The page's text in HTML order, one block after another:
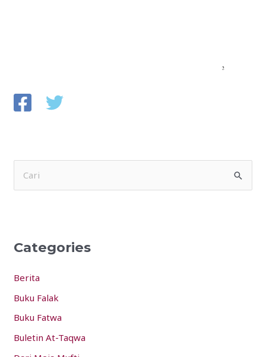
c
f
o
r
:
Categories
Berita
Buku Falak
Buku Fatwa
Buletin At-Taqwa